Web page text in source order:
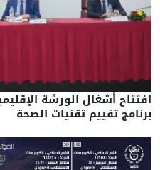
افتتاح أشغال الورشة
برنامج تقييم تقنيات الصحة